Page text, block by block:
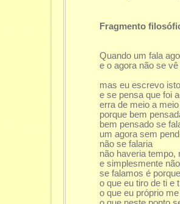
Fragmento
Quando um fala
e o agora não se
mas eu escrevo
e se pensa que foi
erra de meio a meio
porque bem
bem pensado se
um agora sem
não se falaria
não haveria tempo,
e simplesmente
se falamos é
o que eu tiro de ti e
o que eu próprio